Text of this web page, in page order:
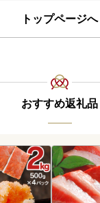
トップページへ
おすすめ返礼品